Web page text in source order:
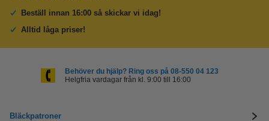
Beställ innan 16:00 så skickar vi idag!
Alltid låga priser!
Behöver du hjälp? Ring oss på 08-550 04 123
Helgfria vardagar från kl. 9:00 till 16:00
Bläckpatroner